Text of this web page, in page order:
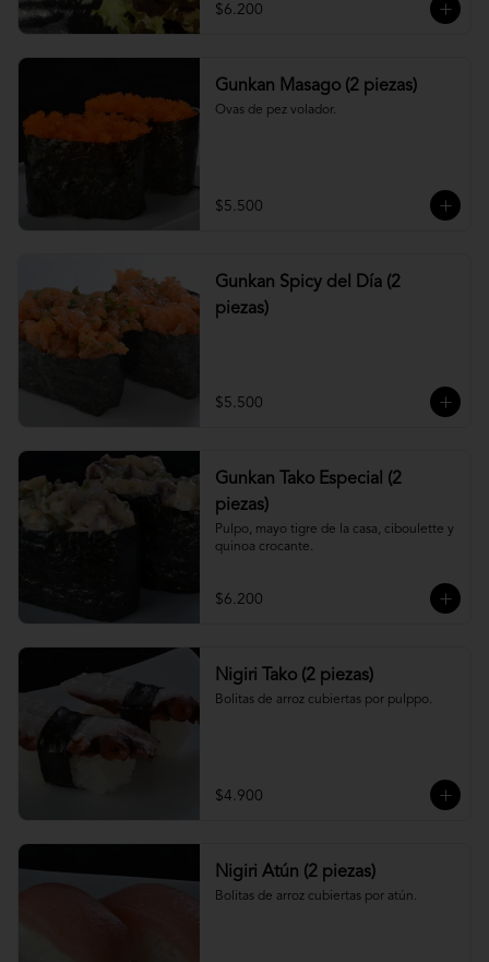
$6.200
Gunkan Masago (2 piezas)
Ovas de pez volador.
$5.500
Gunkan Spicy del Día (2
piezas)
$5.500
Gunkan Tako Especial (2
piezas)
Pulpo, mayo tigre de la casa, ciboulette y
quinoa crocante.
$6.200
Nigiri Tako (2 piezas)
Bolitas de arroz cubiertas por pulppo.
$4.900
Nigiri Atún (2 piezas)
Bolitas de arroz cubiertas por atún.